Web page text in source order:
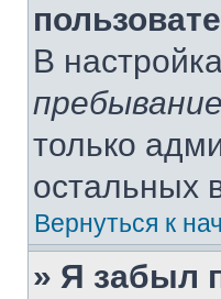
В
только
остальных
Вернуться к
» Я забыл